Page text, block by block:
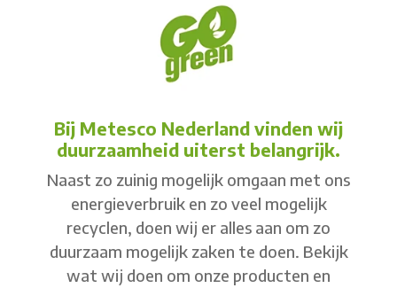
Bij Metesco Nederland vinden wij
duurzaamheid uiterst belangrijk.
Naast zo zuinig mogelijk omgaan met ons
energieverbruik en zo veel mogelijk
recyclen, doen wij er alles aan om zo
duurzaam mogelijk zaken te doen. Bekijk
wat wij doen om onze producten en